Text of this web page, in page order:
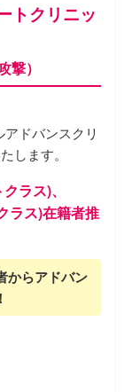
トクリニッ
撃）
ドバンスクリ
します。
ラス)、
ラス)在籍者推
からアドバン